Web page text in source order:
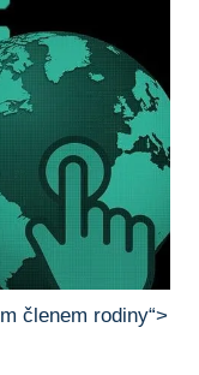
členem rodiny“>